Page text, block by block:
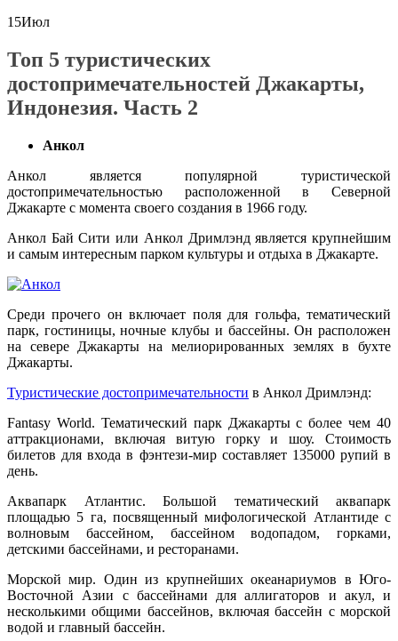
15Июл
Топ 5 туристических
достопримечательностей Джакарты,
Индонезия. Часть 2
Анкол
Анкол является популярной туристической
достопримечательностью расположенной в Северной
Джакарте с момента своего создания в 1966 году.
Анкол Бай Сити или Анкол Дримлэнд является крупнейшим
и самым интересным парком культуры и отдыха в Джакарте.
Среди прочего он включает поля для гольфа, тематический
парк, гостиницы, ночные клубы и бассейны. Он расположен
на севере Джакарты на мелиорированных землях в бухте
Джакарты.
Туристические достопримечательности в Анкол Дримлэнд:
Fantasy World. Тематический парк Джакарты с более чем 40
аттракционами, включая витую горку и шоу. Стоимость
билетов для входа в фэнтези-мир составляет 135000 рупий в
день.
Аквапарк Атлантис. Большой тематический аквапарк
площадью 5 га, посвященный мифологической Атлантиде с
волновым бассейном, бассейном водопадом, горками,
детскими бассейнами, и ресторанами.
Морской мир. Один из крупнейших океанариумов в Юго-
Восточной Азии с бассейнами для аллигаторов и акул, и
несколькими общими бассейнов, включая бассейн с морской
водой и главный бассейн.